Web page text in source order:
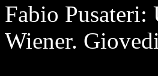
Fabio Pusateri:
Wiener.